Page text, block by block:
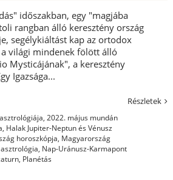
időszakban, egy "magjába
rangban álló keresztény ország
segélykiáltást kap az ortodox
világi mindenek fölött álló
Mysticájának", a keresztény
Igazsága...
Részletek
, 2022. május mundán
, Halak Jupiter-Neptun és Vénusz
horoszkópja, Magyarország
, Nap-Uránusz-Karmapont
, Planétás